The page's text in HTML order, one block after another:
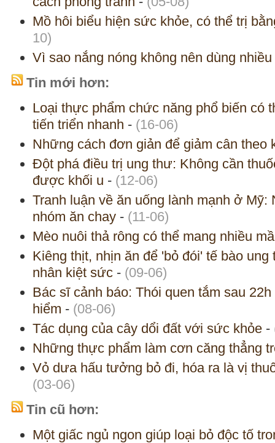
Mồ hôi biểu hiện sức khỏe, có thể trị
10)
Vì sao nắng nóng không nên dùng
Tin mới hơn:
Loại thực phẩm chức năng phổ biến có
tiến triển nhanh - (16-06)
Những cách đơn giản để giảm cân theo
Đột phá điều trị ung thư: Không cần
được khối u - (12-06)
Tranh luận về ăn uống lành mạnh ở Mỹ:
nhóm ăn chay - (11-06)
Mèo nuôi thả rông có thể mang nhiều
Kiêng thịt, nhịn ăn để 'bỏ đói' tế bào
nhân kiệt sức - (09-06)
Bác sĩ cảnh báo: Thói quen tắm sau
hiểm - (08-06)
Tác dụng của cây dổi đất với sức khỏe -
Những thực phẩm làm cơn căng thẳng
Vỏ dưa hấu tưởng bỏ đi, hóa ra là vị
(03-06)
Tin cũ hơn:
Một giấc ngủ ngon giúp loại bỏ độc tố